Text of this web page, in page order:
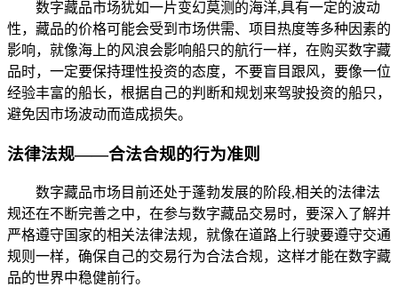
数字藏品市场犹如一片变幻莫测的海洋,具有一定的波动
性，藏品的价格可能会受到市场供需、项目热度等多种因素的
影响，就像海上的风浪会影响船只的航行一样，在购买数字藏
品时，一定要保持理性投资的态度，不要盲目跟风，要像一位
经验丰富的船长，根据自己的判断和规划来驾驶投资的船只，
避免因市场波动而造成损失。
法律法规——合法合规的行为准则
数字藏品市场目前还处于蓬勃发展的阶段,相关的法律法
规还在不断完善之中，在参与数字藏品交易时，要深入了解并
严格遵守国家的相关法律法规，就像在道路上行驶要遵守交通
规则一样，确保自己的交易行为合法合规，这样才能在数字藏
品的世界中稳健前行。